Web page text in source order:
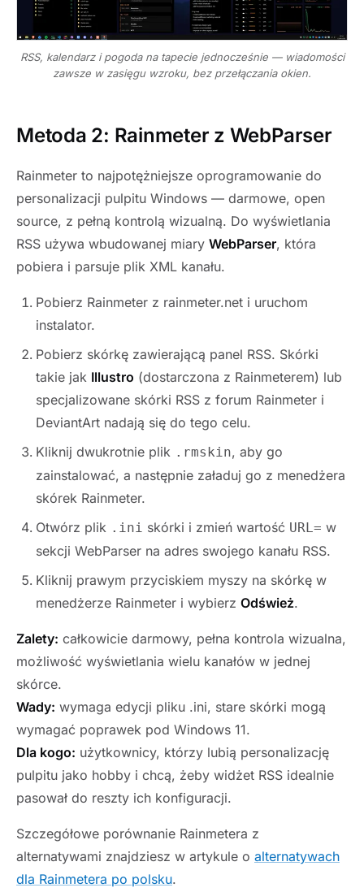
RSS, kalendarz i pogoda na tapecie jednocześnie — wiadomości
zawsze w zasięgu wzroku, bez przełączania okien.
Metoda 2: Rainmeter z WebParser
Rainmeter to najpotężniejsze oprogramowanie do
personalizacji pulpitu Windows — darmowe, open
source, z pełną kontrolą wizualną. Do wyświetlania
RSS używa wbudowanej miary WebParser, która
pobiera i parsuje plik XML kanału.
Pobierz Rainmeter z rainmeter.net i uruchom
instalator.
Pobierz skórkę zawierającą panel RSS. Skórki
takie jak Illustro (dostarczona z Rainmeterem) lub
specjalizowane skórki RSS z forum Rainmeter i
DeviantArt nadają się do tego celu.
Kliknij dwukrotnie plik .rmskin, aby go
zainstalować, a następnie załaduj go z menedżera
skórek Rainmeter.
Otwórz plik .ini skórki i zmień wartość URL= w
sekcji WebParser na adres swojego kanału RSS.
Kliknij prawym przyciskiem myszy na skórkę w
menedżerze Rainmeter i wybierz Odśwież.
Zalety: całkowicie darmowy, pełna kontrola wizualna,
możliwość wyświetlania wielu kanałów w jednej
skórce.
Wady: wymaga edycji pliku .ini, stare skórki mogą
wymagać poprawek pod Windows 11.
Dla kogo: użytkownicy, którzy lubią personalizację
pulpitu jako hobby i chcą, żeby widżet RSS idealnie
pasował do reszty ich konfiguracji.
Szczegółowe porównanie Rainmetera z
alternatywami znajdziesz w artykule o alternatywach
dla Rainmetera po polsku.